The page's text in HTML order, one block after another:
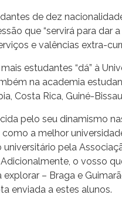
de dez
que “servirá para dar
e valências extra-
estudantes “dá” à
na academia
Costa Rica, Guiné-
pelo seu dinamismo
a melhor
pela
Adicionalmente, o vosso
– Braga e
enviada a estes alunos.